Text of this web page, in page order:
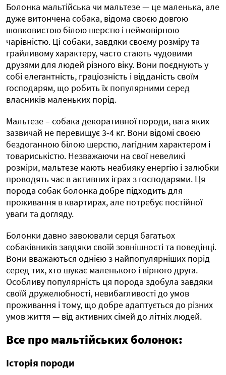
Болонка мальтійська чи мальтезе — це маленька, але
дуже витончена собака, відома своєю довгою
шовковистою білою шерстю і неймовірною
чарівністю. Ці собаки, завдяки своєму розміру та
грайливому характеру, часто стають чудовими
друзями для людей різного віку. Вони поєднують у
собі елегантність, граціозність і відданість своїм
господарям, що робить їх популярними серед
власників маленьких порід.
Мальтезе – собака декоративної породи, вага яких
зазвичай не перевищує 3-4 кг. Вони відомі своєю
бездоганною білою шерстю, лагідним характером і
товариськістю. Незважаючи на свої невеликі
розміри, мальтезе мають неабияку енергію і залюбки
проводять час в активних іграх з господарями. Ця
порода собак болонка добре підходить для
проживання в квартирах, але потребує постійної
уваги та догляду.
Болонки давно завоювали серця багатьох
собаківників завдяки своїй зовнішності та поведінці.
Вони вважаються однією з найпопулярніших порід
серед тих, хто шукає маленького і вірного друга.
Особливу популярність ця порода здобула завдяки
своїй дружелюбності, невибагливості до умов
проживання і тому, що добре адаптується до різних
умов життя — від активних сімей до літніх людей.
Все про мальтійських болонок:
Історія породи